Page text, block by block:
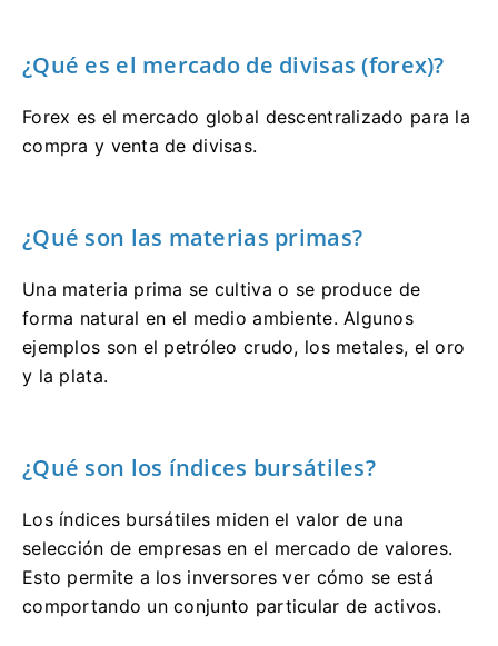
¿Qué es el mercado de divisas (forex)?
Forex es el mercado global descentralizado para la
compra y venta de divisas.
¿Qué son las materias primas?
Una materia prima se cultiva o se produce de
forma natural en el medio ambiente. Algunos
ejemplos son el petróleo crudo, los metales, el oro
y la plata.
¿Qué son los índices bursátiles?
Los índices bursátiles miden el valor de una
selección de empresas en el mercado de valores.
Esto permite a los inversores ver cómo se está
comportando un conjunto particular de activos.